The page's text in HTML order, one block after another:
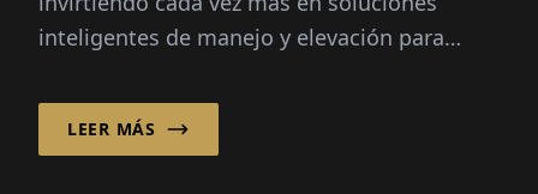
inteligentes de manejo y elevación para
LEER MÁS